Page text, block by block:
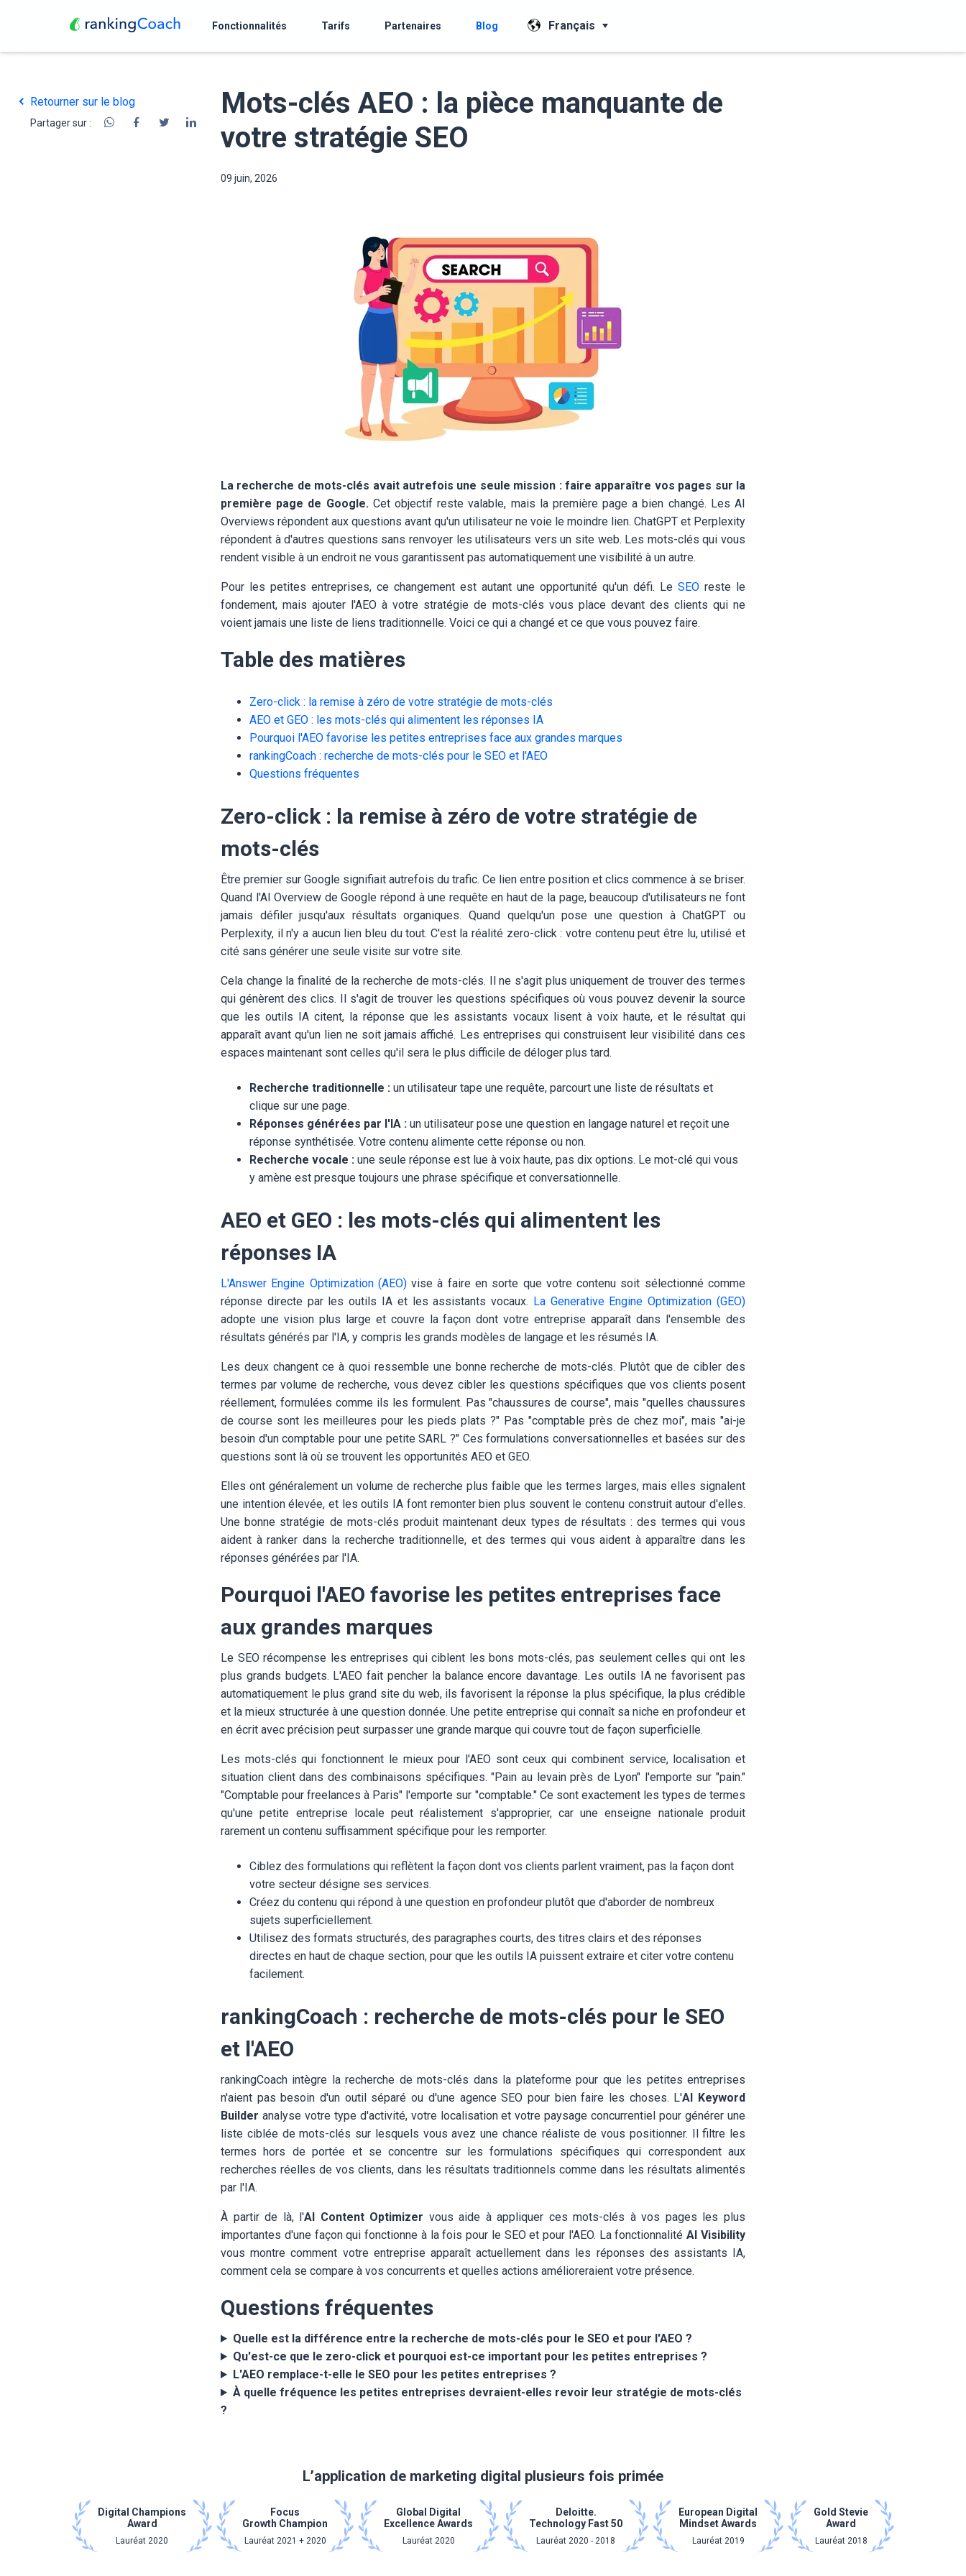
Fonctionnalités Tarifs Partenaires Blog Français
Retourner sur le blog
Partager sur :
Mots-clés AEO : la pièce manquante de
votre stratégie SEO
09 juin, 2026
La recherche de mots-clés avait autrefois une seule mission : faire apparaître vos pages sur la
première page de Google.Cet objectif reste valable, mais la première page a bien changé. Les AI
Overviews répondent aux questions avant qu'un utilisateur ne voie le moindre lien. ChatGPT et Perplexity
répondent à d'autres questions sans renvoyer les utilisateurs vers un site web. Les mots-clés qui vous
rendent visible à un endroit ne vous garantissent pas automatiquement une visibilité à un autre.
Pour les petites entreprises, ce changement est autant une opportunité qu'un défi. Le SEO reste le
fondement, mais ajouter l'AEO à votre stratégie de mots-clés vous place devant des clients qui ne
voient jamais une liste de liens traditionnelle. Voici ce qui a changé et ce que vous pouvez faire.
Table des matières
Zero-click : la remise à zéro de votre stratégie de mots-clés
AEO et GEO : les mots-clés qui alimentent les réponses IA
Pourquoi l'AEO favorise les petites entreprises face aux grandes marques
rankingCoach : recherche de mots-clés pour le SEO et l'AEO
Questions fréquentes
Zero-click : la remise à zéro de votre stratégie de
mots-clés
Être premier sur Google signifiait autrefois du trafic. Ce lien entre position et clics commence à se briser.
Quand l'AI Overview de Google répond à une requête en haut de la page, beaucoup d'utilisateurs ne font
jamais défiler jusqu'aux résultats organiques. Quand quelqu'un pose une question à ChatGPT ou
Perplexity, il n'y a aucun lien bleu du tout. C'est la réalité zero-click : votre contenu peut être lu, utilisé et
cité sans générer une seule visite sur votre site.
Cela change la finalité de la recherche de mots-clés. Il ne s'agit plus uniquement de trouver des termes
qui génèrent des clics. Il s'agit de trouver les questions spécifiques où vous pouvez devenir la source
que les outils IA citent, la réponse que les assistants vocaux lisent à voix haute, et le résultat qui
apparaît avant qu'un lien ne soit jamais affiché. Les entreprises qui construisent leur visibilité dans ces
espaces maintenant sont celles qu'il sera le plus difficile de déloger plus tard.
Recherche traditionnelle : un utilisateur tape une requête, parcourt une liste de résultats et
clique sur une page.
Réponses générées par l'IA : un utilisateur pose une question en langage naturel et reçoit une
réponse synthétisée. Votre contenu alimente cette réponse ou non.
Recherche vocale : une seule réponse est lue à voix haute, pas dix options. Le mot-clé qui vous
y amène est presque toujours une phrase spécifique et conversationnelle.
AEO et GEO : les mots-clés qui alimentent les
réponses IA
L'Answer Engine Optimization (AEO)vise à faire en sorte que votre contenu soit sélectionné comme
réponse directe par les outils IA et les assistants vocaux. La Generative Engine Optimization (GEO)
adopte une vision plus large et couvre la façon dont votre entreprise apparaît dans l'ensemble des
résultats générés par l'IA, y compris les grands modèles de langage et les résumés IA.
Les deux changent ce à quoi ressemble une bonne recherche de mots-clés. Plutôt que de cibler des
termes par volume de recherche, vous devez cibler les questions spécifiques que vos clients posent
réellement, formulées comme ils les formulent. Pas "chaussures de course", mais "quelles chaussures
de course sont les meilleures pour les pieds plats ?" Pas "comptable près de chez moi", mais "ai-je
besoin d'un comptable pour une petite SARL ?" Ces formulations conversationnelles et basées sur des
questions sont là où se trouvent les opportunités AEO et GEO.
Elles ont généralement un volume de recherche plus faible que les termes larges, mais elles signalent
une intention élevée, et les outils IA font remonter bien plus souvent le contenu construit autour d'elles.
Une bonne stratégie de mots-clés produit maintenant deux types de résultats : des termes qui vous
aident à ranker dans la recherche traditionnelle, et des termes qui vous aident à apparaître dans les
réponses générées par l'IA.
Pourquoi l'AEO favorise les petites entreprises face
aux grandes marques
Le SEO récompense les entreprises qui ciblent les bons mots-clés, pas seulement celles qui ont les
plus grands budgets. L'AEO fait pencher la balance encore davantage. Les outils IA ne favorisent pas
automatiquement le plus grand site du web, ils favorisent la réponse la plus spécifique, la plus crédible
et la mieux structurée à une question donnée. Une petite entreprise qui connaît sa niche en profondeur et
en écrit avec précision peut surpasser une grande marque qui couvre tout de façon superficielle.
Les mots-clés qui fonctionnent le mieux pour l'AEO sont ceux qui combinent service, localisation et
situation client dans des combinaisons spécifiques. "Pain au levain près de Lyon" l'emporte sur "pain."
"Comptable pour freelances à Paris" l'emporte sur "comptable." Ce sont exactement les types de termes
qu'une petite entreprise locale peut réalistement s'approprier, car une enseigne nationale produit
rarement un contenu suffisamment spécifique pour les remporter.
Ciblez des formulations qui reflètent la façon dont vos clients parlent vraiment, pas la façon dont
votre secteur désigne ses services.
Créez du contenu qui répond à une question en profondeur plutôt que d'aborder de nombreux
sujets superficiellement.
Utilisez des formats structurés, des paragraphes courts, des titres clairs et des réponses
directes en haut de chaque section, pour que les outils IA puissent extraire et citer votre contenu
facilement.
rankingCoach : recherche de mots-clés pour le SEO
et l'AEO
rankingCoach intègre la recherche de mots-clés dans la plateforme pour que les petites entreprises
n'aient pas besoin d'un outil séparé ou d'une agence SEO pour bien faire les choses. L'AI Keyword
Builder analyse votre type d'activité, votre localisation et votre paysage concurrentiel pour générer une
liste ciblée de mots-clés sur lesquels vous avez une chance réaliste de vous positionner. Il filtre les
termes hors de portée et se concentre sur les formulations spécifiques qui correspondent aux
recherches réelles de vos clients, dans les résultats traditionnels comme dans les résultats alimentés
par l'IA.
À partir de là, l'AI Content Optimizer vous aide à appliquer ces mots-clés à vos pages les plus
importantes d'une façon qui fonctionne à la fois pour le SEO et pour l'AEO. La fonctionnalitéAI Visibility
vous montre comment votre entreprise apparaît actuellement dans les réponses des assistants IA,
comment cela se compare à vos concurrents et quelles actions amélioreraient votre présence.
Questions fréquentes
Quelle est la différence entre la recherche de mots-clés pour le SEO et pour l'AEO ?
Qu'est-ce que le zero-click et pourquoi est-ce important pour les petites entreprises ?
L'AEO remplace-t-elle le SEO pour les petites entreprises ?
À quelle fréquence les petites entreprises devraient-elles revoir leur stratégie de mots-clés
?
L’application de marketing digital plusieurs fois primée
Digital Champions
Award
Lauréat 2020
Focus
Growth Champion
Lauréat 2021 + 2020
Global Digital
Excellence Awards
Lauréat 2020
Deloitte.
Technology Fast 50
Lauréat 2020 - 2018
European Digital
Mindset Awards
Lauréat 2019
Gold Stevie
Award
Lauréat 2018